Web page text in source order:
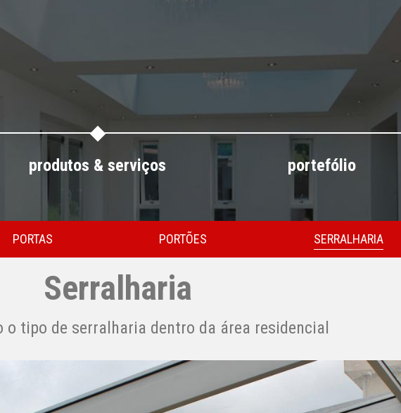
produtos & serviços portefólio
PORTAS PORTÕES SERRALHARIA
Serralharia
o tipo de serralharia dentro da área residencial